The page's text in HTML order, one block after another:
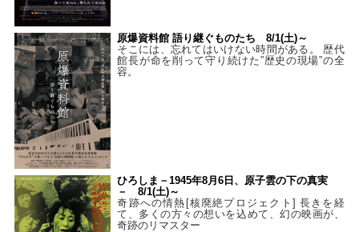
原爆資料館 語り継ぐものたち 8/1(土)～
そこには、忘れてはいけない時間がある。 歴代
館長が命を削って守り続けた”歴史の現場”の全
容。
ひろしま－1945年8月6日、原子雲の下の真実
－ 8/1(土)～
奇跡への情熱[核廃絶プロジェクト] 長きを経
て、多くの方々の想いを込めて、幻の映画が、
奇跡のリマスター